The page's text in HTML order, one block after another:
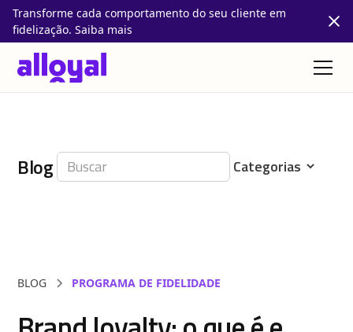
Transforme cada comportamento do seu cliente em
fidelização. Saiba mais
Blog
BLOG PROGRAMA DE FIDELIDADE